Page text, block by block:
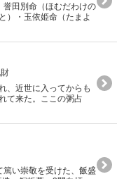
田別命（ほむだわけの
）・玉依姫命（たまよ
、近世に入ってからも
て来た。ここの粥占
い崇敬を受けた、飯盛